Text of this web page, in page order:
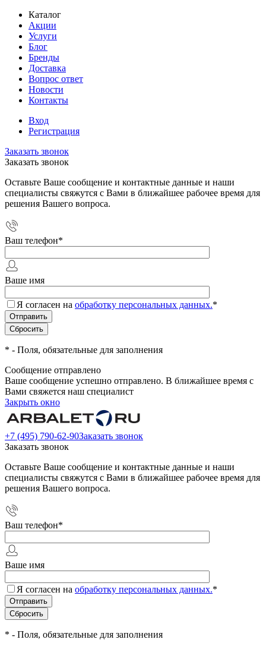
Каталог
Акции
Услуги
Блог
Бренды
Доставка
Вопрос ответ
Новости
Контакты
Вход
Регистрация
Заказать звонок
Заказать звонок
Оставьте Ваше сообщение и контактные данные и наши
специалисты свяжутся с Вами в ближайшее рабочее время для
решения Вашего вопроса.
Ваш телефон*
Ваше имя
Я согласен на обработку персональных данных.*
* - Поля, обязательные для заполнения
Сообщение отправлено
Ваше сообщение успешно отправлено. В ближайшее время с
Вами свяжется наш специалист
Закрыть окно
+7 (495) 790-62-90Заказать звонок
Заказать звонок
Оставьте Ваше сообщение и контактные данные и наши
специалисты свяжутся с Вами в ближайшее рабочее время для
решения Вашего вопроса.
Ваш телефон*
Ваше имя
Я согласен на обработку персональных данных.*
* - Поля, обязательные для заполнения